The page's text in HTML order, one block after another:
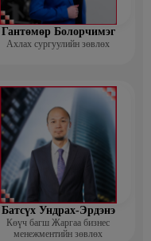
Гантөмөр Болорчимэг
Ахлах сургуулийн зөвлөх
Батсүх Ундрах-Эрдэнэ
Көүч багш Жаргаа бизнес
менежментийн зөвлөх